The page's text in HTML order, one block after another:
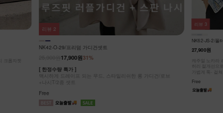
크롭자켓
NK42-O-29/프리덤 가디건셋트
31%
17,900원
[ 한정수량 특가 ]
맥시하게 드레이프 되는 무드, 스타일리쉬한 롱 가디건/로브
+나시T/2종 셋트
Free
리뷰2
NK62-JS-2/폴
27,900원
캐주얼 노카라
가볍게 툭- 걸
Free
리뷰 3